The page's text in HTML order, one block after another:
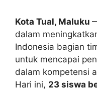
Kota Tual, Maluku
dalam
Indonesia bagian
untuk mencapai
dalam kompetensi
Hari ini, 23 siswa